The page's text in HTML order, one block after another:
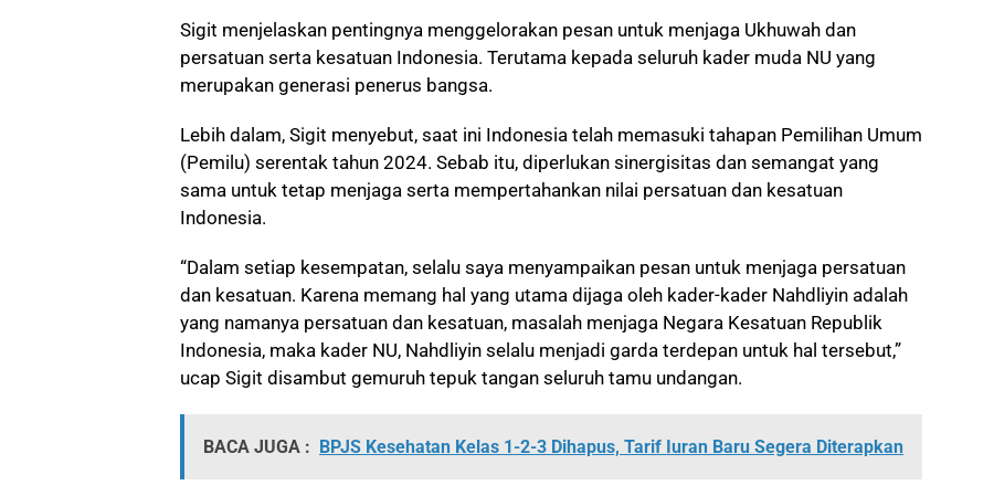
Sigit menjelaskan pentingnya menggelorakan pesan untuk menjaga Ukhuwah dan
persatuan serta kesatuan Indonesia. Terutama kepada seluruh kader muda NU yang
merupakan generasi penerus bangsa.
Lebih dalam, Sigit menyebut, saat ini Indonesia telah memasuki tahapan Pemilihan Umum
(Pemilu) serentak tahun 2024. Sebab itu, diperlukan sinergisitas dan semangat yang
sama untuk tetap menjaga serta mempertahankan nilai persatuan dan kesatuan
Indonesia.
“Dalam setiap kesempatan, selalu saya menyampaikan pesan untuk menjaga persatuan
dan kesatuan. Karena memang hal yang utama dijaga oleh kader-kader Nahdliyin adalah
yang namanya persatuan dan kesatuan, masalah menjaga Negara Kesatuan Republik
Indonesia, maka kader NU, Nahdliyin selalu menjadi garda terdepan untuk hal tersebut,”
ucap Sigit disambut gemuruh tepuk tangan seluruh tamu undangan.
BACA JUGA : BPJS Kesehatan Kelas 1-2-3 Dihapus, Tarif Iuran Baru Segera Diterapkan